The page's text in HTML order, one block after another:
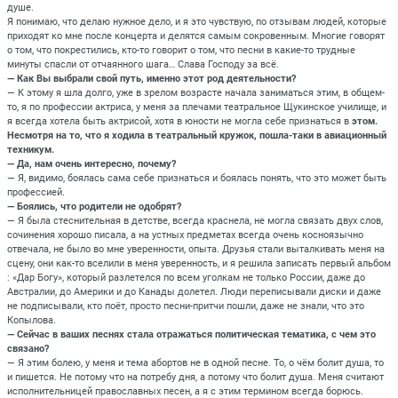
душе.
Я понимаю, что делаю нужное дело, и я это чувствую, по отзывам людей, которые
приходят ко мне после концерта и делятся самым сокровенным. Многие говорят
о том, что покрестились, кто-то говорит о том, что песни в какие-то трудные
минуты спасли от отчаянного шага… Слава Господу за всё.
— Как Вы выбрали свой путь, именно этот род деятельности?
— К этому я шла долго, уже в зрелом возрасте начала заниматься этим, в общем-
то, я по профессии актриса, у меня за плечами театральное Щукинское училище, и
я всегда хотела быть актрисой, хотя в юности не могла себе признаться в этом.
Несмотря на то, что я ходила в театральный кружок, пошла-таки в авиационный
техникум.
— Да, нам очень интересно, почему?
— Я, видимо, боялась сама себе признаться и боялась понять, что это может быть
профессией.
— Боялись, что родители не одобрят?
— Я была стеснительная в детстве, всегда краснела, не могла связать двух слов,
сочинения хорошо писала, а на устных предметах всегда очень косноязычно
отвечала, не было во мне уверенности, опыта. Друзья стали выталкивать меня на
сцену, они как-то вселили в меня уверенность, и я решила записать первый альбом
: «Дар Богу», который разлетелся по всем уголкам не только России, даже до
Австралии, до Америки и до Канады долетел. Люди переписывали диски и даже
не подписывали, кто поёт, просто песни-притчи пошли, даже не знали, что это
Копылова.
— Сейчас в ваших песнях стала отражаться политическая тематика, с чем это
связано?
— Я этим болею, у меня и тема абортов не в одной песне. То, о чём болит душа, то
и пишется. Не потому что на потребу дня, а потому что болит душа. Меня считают
исполнительницей православных песен, а я с этим термином всегда борюсь.